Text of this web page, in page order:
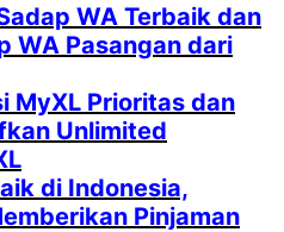
WA Terbaik dan
WA Pasangan dari
MyXL Prioritas dan
Unlimited
di Indonesia,
Pinjaman